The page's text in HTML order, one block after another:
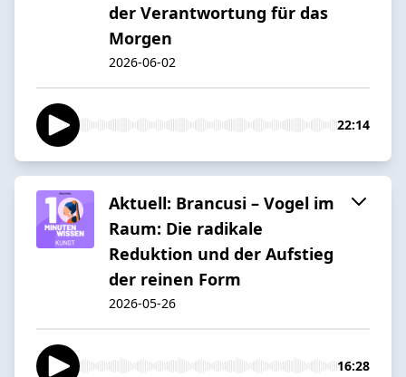
der Verantwortung für das
Morgen
2026-06-02
22:14
Aktuell: Brancusi – Vogel im
Raum: Die radikale
Reduktion und der Aufstieg
der reinen Form
2026-05-26
16:28